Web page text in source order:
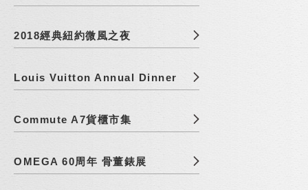
2018經典紐約微風之夜
Louis Vuitton Annual Dinner
Commute A7貨櫃市集
OMEGA 60周年 骨董錶展